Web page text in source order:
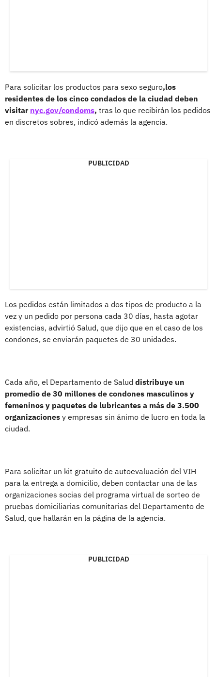
Para solicitar los productos para sexo seguro,los
residentes de los cinco condados de la ciudad deben
visitar nyc.gov/condoms, tras lo que recibirán los pedidos
en discretos sobres, indicó además la agencia.
PUBLICIDAD
Los pedidos están limitados a dos tipos de producto a la
vez y un pedido por persona cada 30 días, hasta agotar
existencias, advirtió Salud, que dijo que en el caso de los
condones, se enviarán paquetes de 30 unidades.
Cada año, el Departamento de Salud distribuye un
promedio de 30 millones de condones masculinos y
femeninos y paquetes de lubricantes a más de 3.500
organizaciones y empresas sin ánimo de lucro en toda la
ciudad.
Para solicitar un kit gratuito de autoevaluación del VIH
para la entrega a domicilio, deben contactar una de las
organizaciones socias del programa virtual de sorteo de
pruebas domiciliarias comunitarias del Departamento de
Salud, que hallarán en la página de la agencia.
PUBLICIDAD